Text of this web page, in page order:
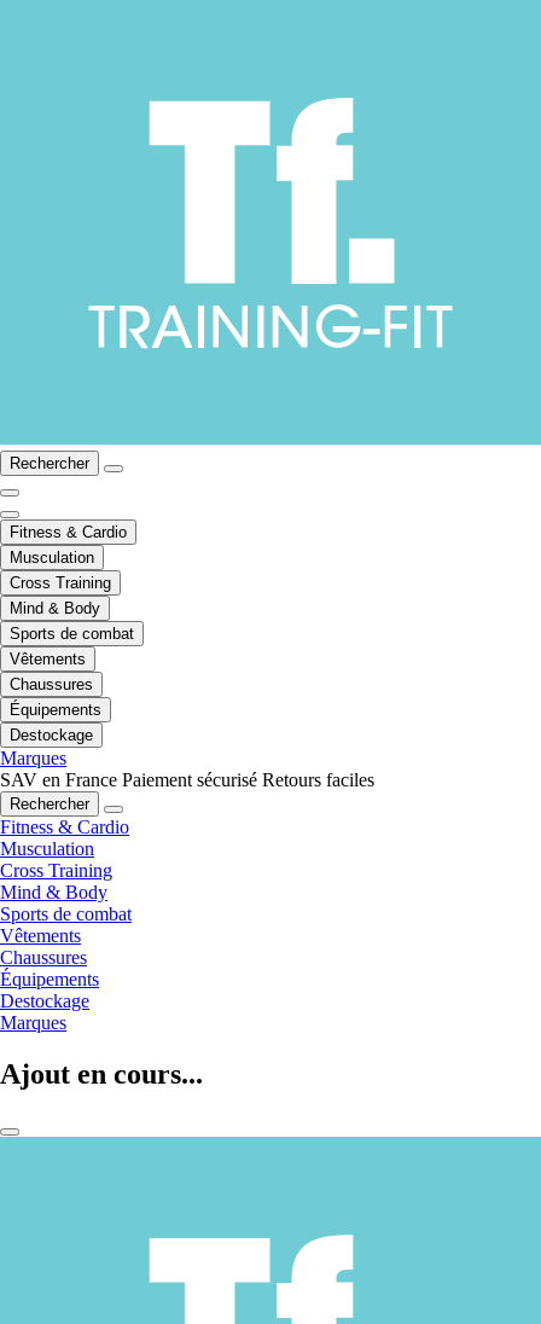
Rechercher
Fitness & Cardio
Musculation
Cross Training
Mind & Body
Sports de combat
Vêtements
Chaussures
Équipements
Destockage
Marques
SAV en France Paiement sécurisé Retours faciles
Rechercher
Fitness & Cardio
Musculation
Cross Training
Mind & Body
Sports de combat
Vêtements
Chaussures
Équipements
Destockage
Marques
Ajout en cours...